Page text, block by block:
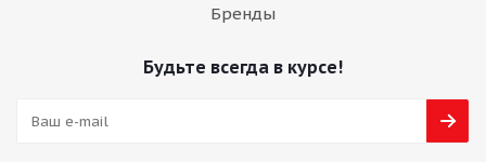
Бренды
Будьте всегда в курсе!